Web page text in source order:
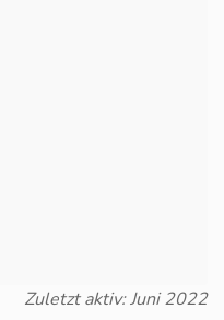
Zuletzt aktiv: Juni 2022